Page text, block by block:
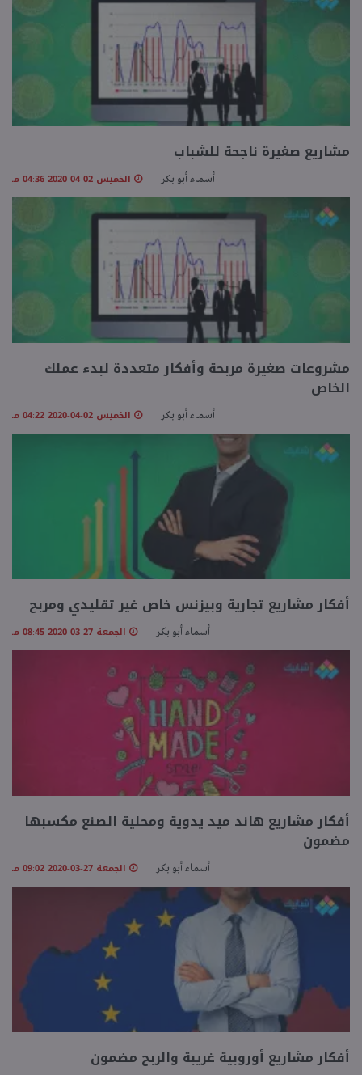
مشاريع صغيرة ناجحة للشباب
أسماء أبو بكر الخميس 02-04-2020 04:36 مـ
مشروعات صغيرة مربحة وأفكار متعددة لبدء عملك
الخاص
أسماء أبو بكر الخميس 02-04-2020 04:22 مـ
أفكار مشاريع تجارية وبيزنس خاص غير تقليدي ومربح
أسماء أبو بكر الجمعة 27-03-2020 08:45 مـ
أفكار مشاريع هاند ميد يدوية ومحلية الصنع مكسبها
مضمون
أسماء أبو بكر الجمعة 27-03-2020 09:02 مـ
أفكار مشاريع أوروبية غريبة والربح مضمون